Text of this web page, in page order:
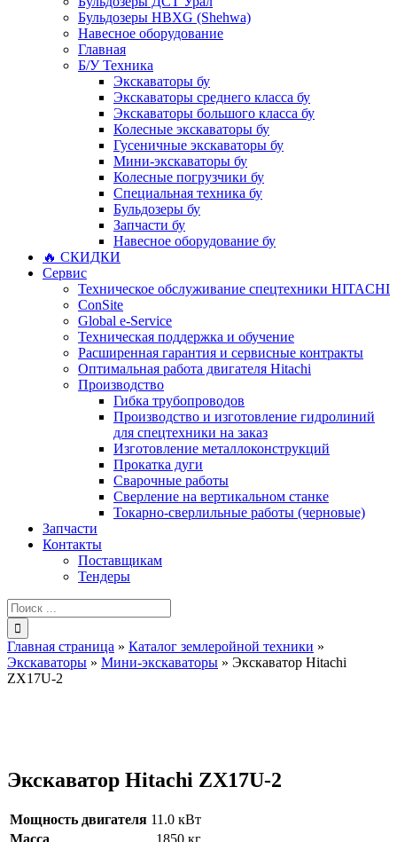
Бульдозеры HBXG (Shehwa)
Навесное оборудование
Главная
Б/У Техника
Экскаваторы бу
Экскаваторы среднего класса бу
Экскаваторы большого класса бу
Колесные экскаваторы бу
Гусеничные экскаваторы бу
Мини-экскаваторы бу
Колесные погрузчики бу
Специальная техника бу
Бульдозеры бу
Запчасти бу
Навесное оборудование бу
🔥 СКИДКИ
Сервис
Техническое обслуживание спецтехники HITACHI
ConSite
Global e-Service
Техническая поддержка и обучение
Расширенная гарантия и сервисные контракты
Оптимальная работа двигателя Hitachi
Производство
Гибка трубопроводов
Производство и изготовление гидролиний
для спецтехники на заказ
Изготовление металлоконструкций
Прокатка дуги
Сварочные работы
Сверление на вертикальном станке
Токарно-сверлильные работы (черновые)
Запчасти
Контакты
Поставщикам
Тендеры
Результат
поиска:
Главная страница » Каталог землеройной техники »
Экскаваторы » Мини-экскаваторы » Экскаватор Hitachi
ZX17U-2
Экскаватор Hitachi ZX17U-2
Мощность двигателя 11.0 кВт